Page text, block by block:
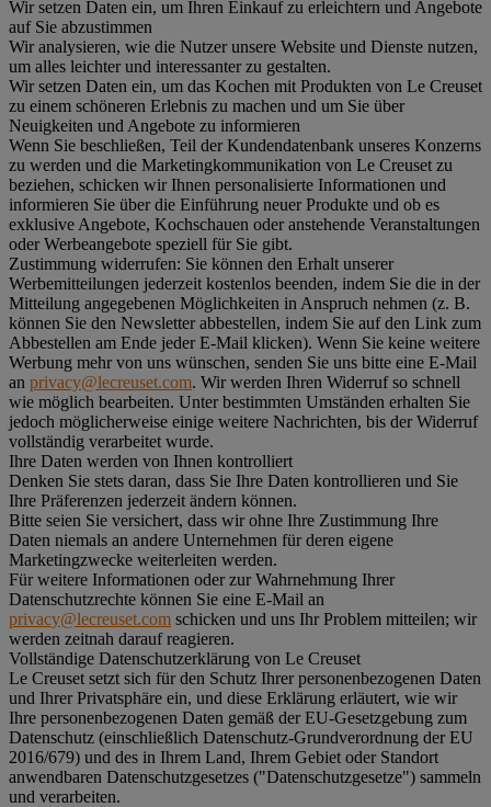
Wir setzen Daten ein, um Ihren Einkauf zu erleichtern und Angebote
auf Sie abzustimmen
Wir analysieren, wie die Nutzer unsere Website und Dienste nutzen,
um alles leichter und interessanter zu gestalten.
Wir setzen Daten ein, um das Kochen mit Produkten von Le Creuset
zu einem schöneren Erlebnis zu machen und um Sie über
Neuigkeiten und Angebote zu informieren
Wenn Sie beschließen, Teil der Kundendatenbank unseres Konzerns
zu werden und die Marketingkommunikation von Le Creuset zu
beziehen, schicken wir Ihnen personalisierte Informationen und
informieren Sie über die Einführung neuer Produkte und ob es
exklusive Angebote, Kochschauen oder anstehende Veranstaltungen
oder Werbeangebote speziell für Sie gibt.
Zustimmung widerrufen: Sie können den Erhalt unserer
Werbemitteilungen jederzeit kostenlos beenden, indem Sie die in der
Mitteilung angegebenen Möglichkeiten in Anspruch nehmen (z. B.
können Sie den Newsletter abbestellen, indem Sie auf den Link zum
Abbestellen am Ende jeder E-Mail klicken). Wenn Sie keine weitere
Werbung mehr von uns wünschen, senden Sie uns bitte eine E-Mail
an privacy@lecreuset.com. Wir werden Ihren Widerruf so schnell
wie möglich bearbeiten. Unter bestimmten Umständen erhalten Sie
jedoch möglicherweise einige weitere Nachrichten, bis der Widerruf
vollständig verarbeitet wurde.
Ihre Daten werden von Ihnen kontrolliert
Denken Sie stets daran, dass Sie Ihre Daten kontrollieren und Sie
Ihre Präferenzen jederzeit ändern können.
Bitte seien Sie versichert, dass wir ohne Ihre Zustimmung Ihre
Daten niemals an andere Unternehmen für deren eigene
Marketingzwecke weiterleiten werden.
Für weitere Informationen oder zur Wahrnehmung Ihrer
Datenschutzrechte können Sie eine E-Mail an
privacy@lecreuset.com schicken und uns Ihr Problem mitteilen; wir
werden zeitnah darauf reagieren.
Vollständige Datenschutzerklärung von Le Creuset
Le Creuset setzt sich für den Schutz Ihrer personenbezogenen Daten
und Ihrer Privatsphäre ein, und diese Erklärung erläutert, wie wir
Ihre personenbezogenen Daten gemäß der EU-Gesetzgebung zum
Datenschutz (einschließlich Datenschutz-Grundverordnung der EU
2016/679) und des in Ihrem Land, Ihrem Gebiet oder Standort
anwendbaren Datenschutzgesetzes ("Datenschutzgesetze") sammeln
und verarbeiten.